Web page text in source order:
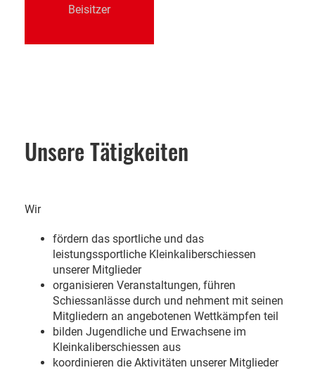
Beisitzer
Unsere Tätigkeiten
Wir
fördern das sportliche und das
leistungssportliche Kleinkaliberschiessen
unserer Mitglieder
organisieren Veranstaltungen, führen
Schiessanlässe durch und nehment mit seinen
Mitgliedern an angebotenen Wettkämpfen teil
bilden Jugendliche und Erwachsene im
Kleinkaliberschiessen aus
koordinieren die Aktivitäten unserer Mitglieder